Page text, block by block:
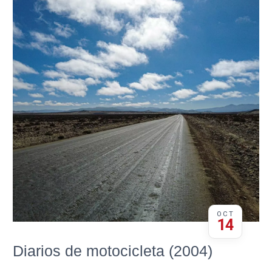
OCT
14
Diarios de motocicleta (2004)